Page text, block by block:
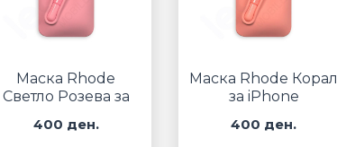
Маска Rhode
Светло Розева за
400 ден.
Маска Rhode Корал
за iPhone
400 ден.